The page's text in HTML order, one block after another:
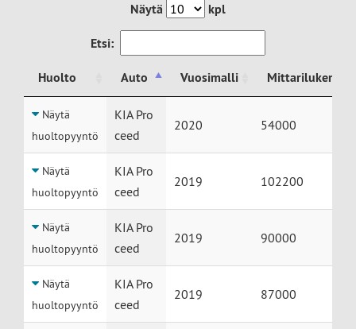
Näytä
kpl
Etsi:
Huolto Auto Vuosimalli
Mittarilukema
Huolto
Auto
Näytä
huoltopyyntö
KIA Pro
ceed
2020 54000
Näytä
huoltopyyntö
KIA Pro
ceed
2019 102200
Näytä
huoltopyyntö
KIA Pro
ceed
2019 90000
Näytä
huoltopyyntö
KIA Pro
ceed
2019 87000